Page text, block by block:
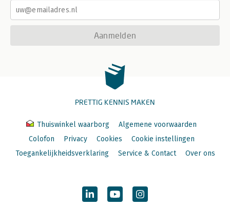
Aanmelden
PRETTIG KENNIS MAKEN
Thuiswinkel waarborg
Algemene voorwaarden
Colofon
Privacy Cookies
Cookie instellingen
Toegankelijkheidsverklaring
Service & Contact Over ons